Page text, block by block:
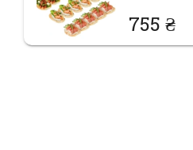
755 ₴